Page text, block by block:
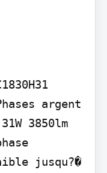
argent
3850lm
jusqu?�